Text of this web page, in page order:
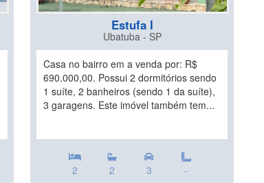
Estufa I
Ubatuba - SP
Casa no bairro em a venda por: R$
690.000,00. Possui 2 dormitórios sendo
1 suíte, 2 banheiros (sendo 1 da suíte),
3 garagens. Este imóvel também tem...
2 2 3 -